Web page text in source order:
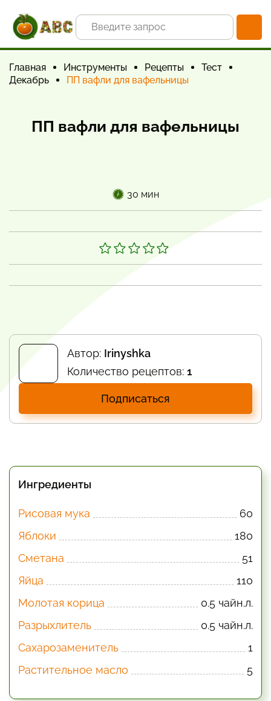
Главная Инструменты Рецепты
Тест
Декабрь
ПП вафли для вафельницы
ПП вафли для вафельницы
30 мин
Автор: Irinyshka
Количество рецептов: 1
Подписаться
Ингредиенты
Рисовая мука
60
Яблоки
180
Сметана
51
Яйца
110
Молотая корица
0.5 чайн.л.
Разрыхлитель
0.5 чайн.л.
Сахарозаменитель
1
Растительное масло
5